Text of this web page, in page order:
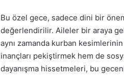
Bu özel gece, sadece dini bir
değerlendirilir. Aileler bir araya
aynı zamanda kurban
inançları pekiştirmek hem de
dayanışma hissetmeleri, bu